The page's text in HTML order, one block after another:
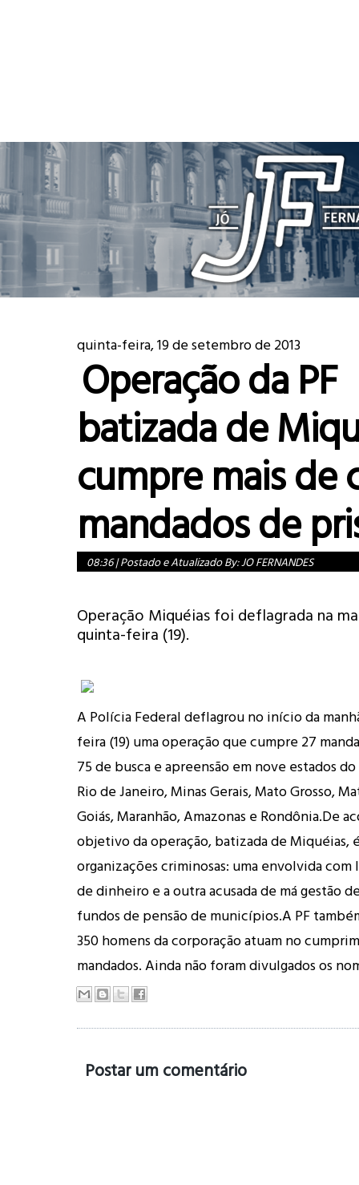
quinta-feira, 19 de setembro de 2013
Operação da PF
batizada de
cumpre mais de
mandados de
08:36|Postado e Atualizado By:JO FERNANDES
Operação Miquéias foi deflagrada na
quinta-feira (19).
A Polícia Federal deflagrou no início da
feira (19) uma operação que cumpre 27
75 de busca e apreensão em nove estados do
Rio de Janeiro, Minas Gerais, Mato Grosso,
Goiás, Maranhão, Amazonas e Rondônia.De
objetivo da operação, batizada de Miquéias,
organizações criminosas: uma envolvida com
dedinheiroe a outra acusada de má gestão
fundos de pensão de municípios.A PF
350 homens da corporação atuam no
mandados. Ainda não foram divulgados os
Postar um comentário